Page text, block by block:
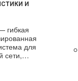
И
гибкая
для
сети,…